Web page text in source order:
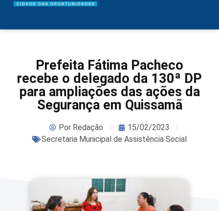
Prefeita Fátima Pacheco
recebe o delegado da 130ª DP
para ampliações das ações da
Segurança em Quissamã
PorRedação
15/02/2023
Secretaria Municipal de Assistência Social